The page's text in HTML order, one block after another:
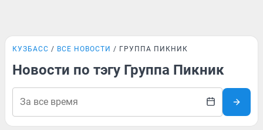
КУЗБАСС ВСЕ НОВОСТИ ГРУППА ПИКНИК
Новости по тэгу Группа Пикник